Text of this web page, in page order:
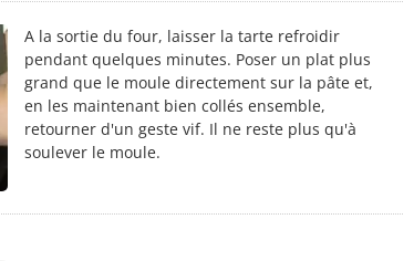
A la sortie du four, laisser la tarte refroidir
pendant quelques minutes. Poser un plat plus
grand que le moule directement sur la pâte et,
en les maintenant bien collés ensemble,
retourner d'un geste vif. Il ne reste plus qu'à
soulever le moule.